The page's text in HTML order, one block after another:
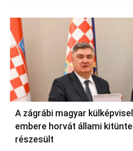
A zágrábi magyar
embere horvát állami
részesült